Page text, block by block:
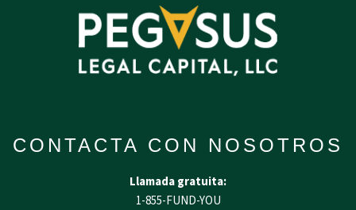
CONTACTA CON NOSOTROS
Llamada gratuita:
1-855-FUND-YOU